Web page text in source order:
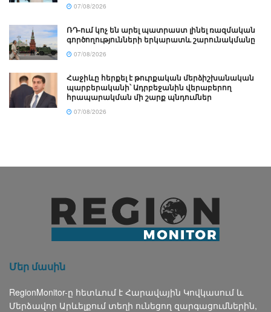
07/08/2026
ՌԴ-ում կոչ են արել պատրաստ լինել ռազմական
գործողությունների երկարատև շարունակմանը
07/08/2026
Հաջիևը հերքել է թուրքական մերձիշխանական
պարբերականի՝ Ադրբեջանին վերաբերող
հրապարակման մի շարք պնդումներ
07/08/2026
Մեր մասին
RegionMonitor-ը հետևում է Հարավային Կովկասում և
Մերձավոր Արևելքում տեղի ունեցող զարգացումներին,